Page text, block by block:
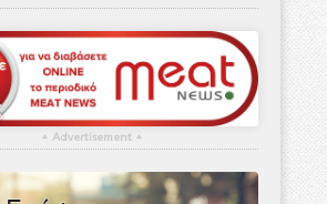
▴ Advertisement ▴